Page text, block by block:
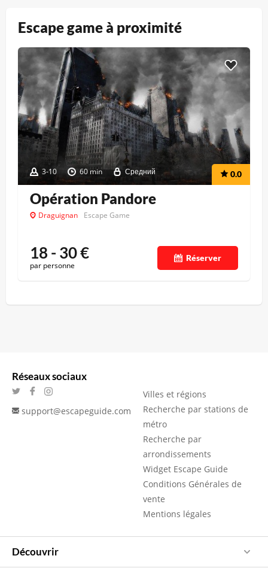
Escape game à proximité
3-10 60 min Средний 0.0
Opération Pandore
Draguignan Escape Game
18 - 30€
par personne
Réserver
Réseaux sociaux
support@escapeguide.com
Villes et régions
Recherche par stations de
métro
Recherche par
arrondissements
Widget Escape Guide
Conditions Générales de
vente
Mentions légales
Découvrir